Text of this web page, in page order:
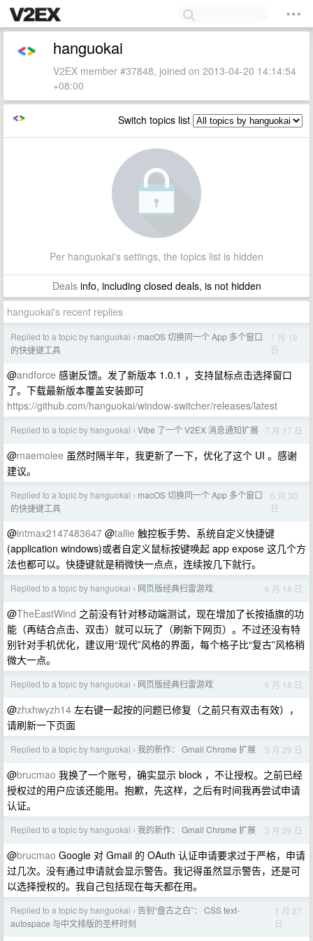
hanguokai
V2EX member #37848, joined on 2013-04-20 14:14:54
+08:00
Switch topics list
Per hanguokai's settings, the topics list is hidden
Dealsinfo, including closed deals, is not hidden
hanguokai's recent replies
Replied to a topic by hanguokai › macOS 切换同一个 App 多个窗口
的快捷键工具
7 月 18
日
@andforce 感谢反馈。发了新版本 1.0.1 ，支持鼠标点击选择窗口
了。下载最新版本覆盖安装即可
https://github.com/hanguokai/window-switcher/releases/latest
Replied to a topic by hanguokai › Vibe 了一个 V2EX 消息通知扩展 7 月 17 日
@maemolee 虽然时隔半年，我更新了一下，优化了这个 UI 。感谢
建议。
Replied to a topic by hanguokai › macOS 切换同一个 App 多个窗口
的快捷键工具
6 月 30
日
@intmax2147483647 @tallie 触控板手势、系统自定义快捷键
(application windows)或者自定义鼠标按键唤起 app expose 这几个方
法也都可以。快捷键就是稍微快一点点，连续按几下就行。
Replied to a topic by hanguokai › 网页版经典扫雷游戏 6 月 18 日
@TheEastWind 之前没有针对移动端测试，现在增加了长按插旗的功
能（再结合点击、双击）就可以玩了（刷新下网页）。不过还没有特
别针对手机优化，建议用“现代”风格的界面，每个格子比“复古”风格稍
微大一点。
Replied to a topic by hanguokai › 网页版经典扫雷游戏 6 月 18 日
@zhxhwyzh14 左右键一起按的问题已修复（之前只有双击有效），
请刷新一下页面
Replied to a topic by hanguokai › 我的新作： Gmail Chrome 扩展 3 月 29 日
@brucmao 我换了一个账号，确实显示 block ，不让授权。之前已经
授权过的用户应该还能用。抱歉，先这样，之后有时间我再尝试申请
认证。
Replied to a topic by hanguokai › 我的新作： Gmail Chrome 扩展 3 月 29 日
@brucmao Google 对 Gmail 的 OAuth 认证申请要求过于严格，申请
过几次。没有通过申请就会显示警告。我记得虽然显示警告，还是可
以选择授权的。我自己包括现在每天都在用。
Replied to a topic by hanguokai › 告别“盘古之白”： CSS text-
autospace 与中文排版的圣杯时刻
1 月 27
日